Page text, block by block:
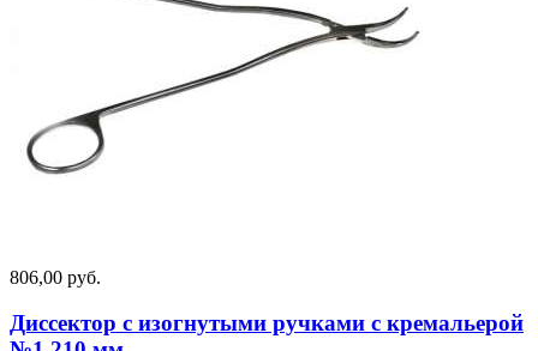
806,00 руб.
Диссектор с изогнутыми ручками с кремальерой